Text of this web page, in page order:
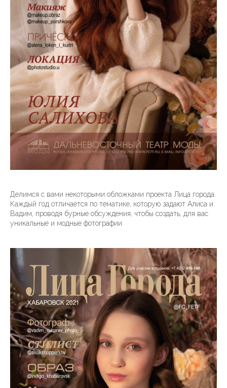
Делимся с вами некоторыми обложками проекта Лица города.
Каждый год отличается по тематике, которую задают Алиса и
Вадим, проводя бурные обсуждения, чтобы создать, для вас
уникальные и модные фотографии.